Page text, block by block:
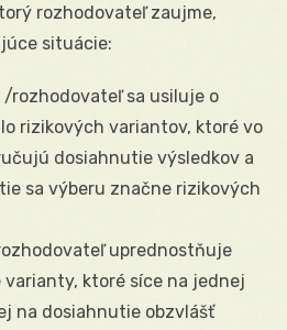
rozhodovateľ zaujme,
situácie:
/rozhodovateľ sa usiluje o
rizikových variantov, ktoré vo
dosiahnutie výsledkov a
sa výberu značne rizikových
uprednostňuje
varianty, ktoré síce na jednej
na dosiahnutie obzvlášť